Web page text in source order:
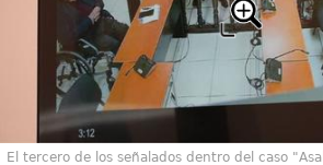
El tercero de los señalados dentro del caso